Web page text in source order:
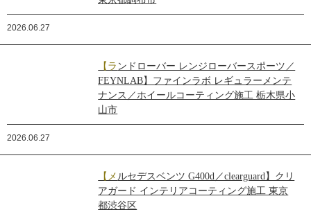
2026.06.27
【ランドローバー レンジローバースポーツ／
FEYNLAB】ファインラボ レギュラーメンテ
ナンス／ホイールコーティング施工 栃木県小
山市
2026.06.27
【メルセデスベンツ G400d／clearguard】クリ
アガード インテリアコーティング施工 東京
都渋谷区